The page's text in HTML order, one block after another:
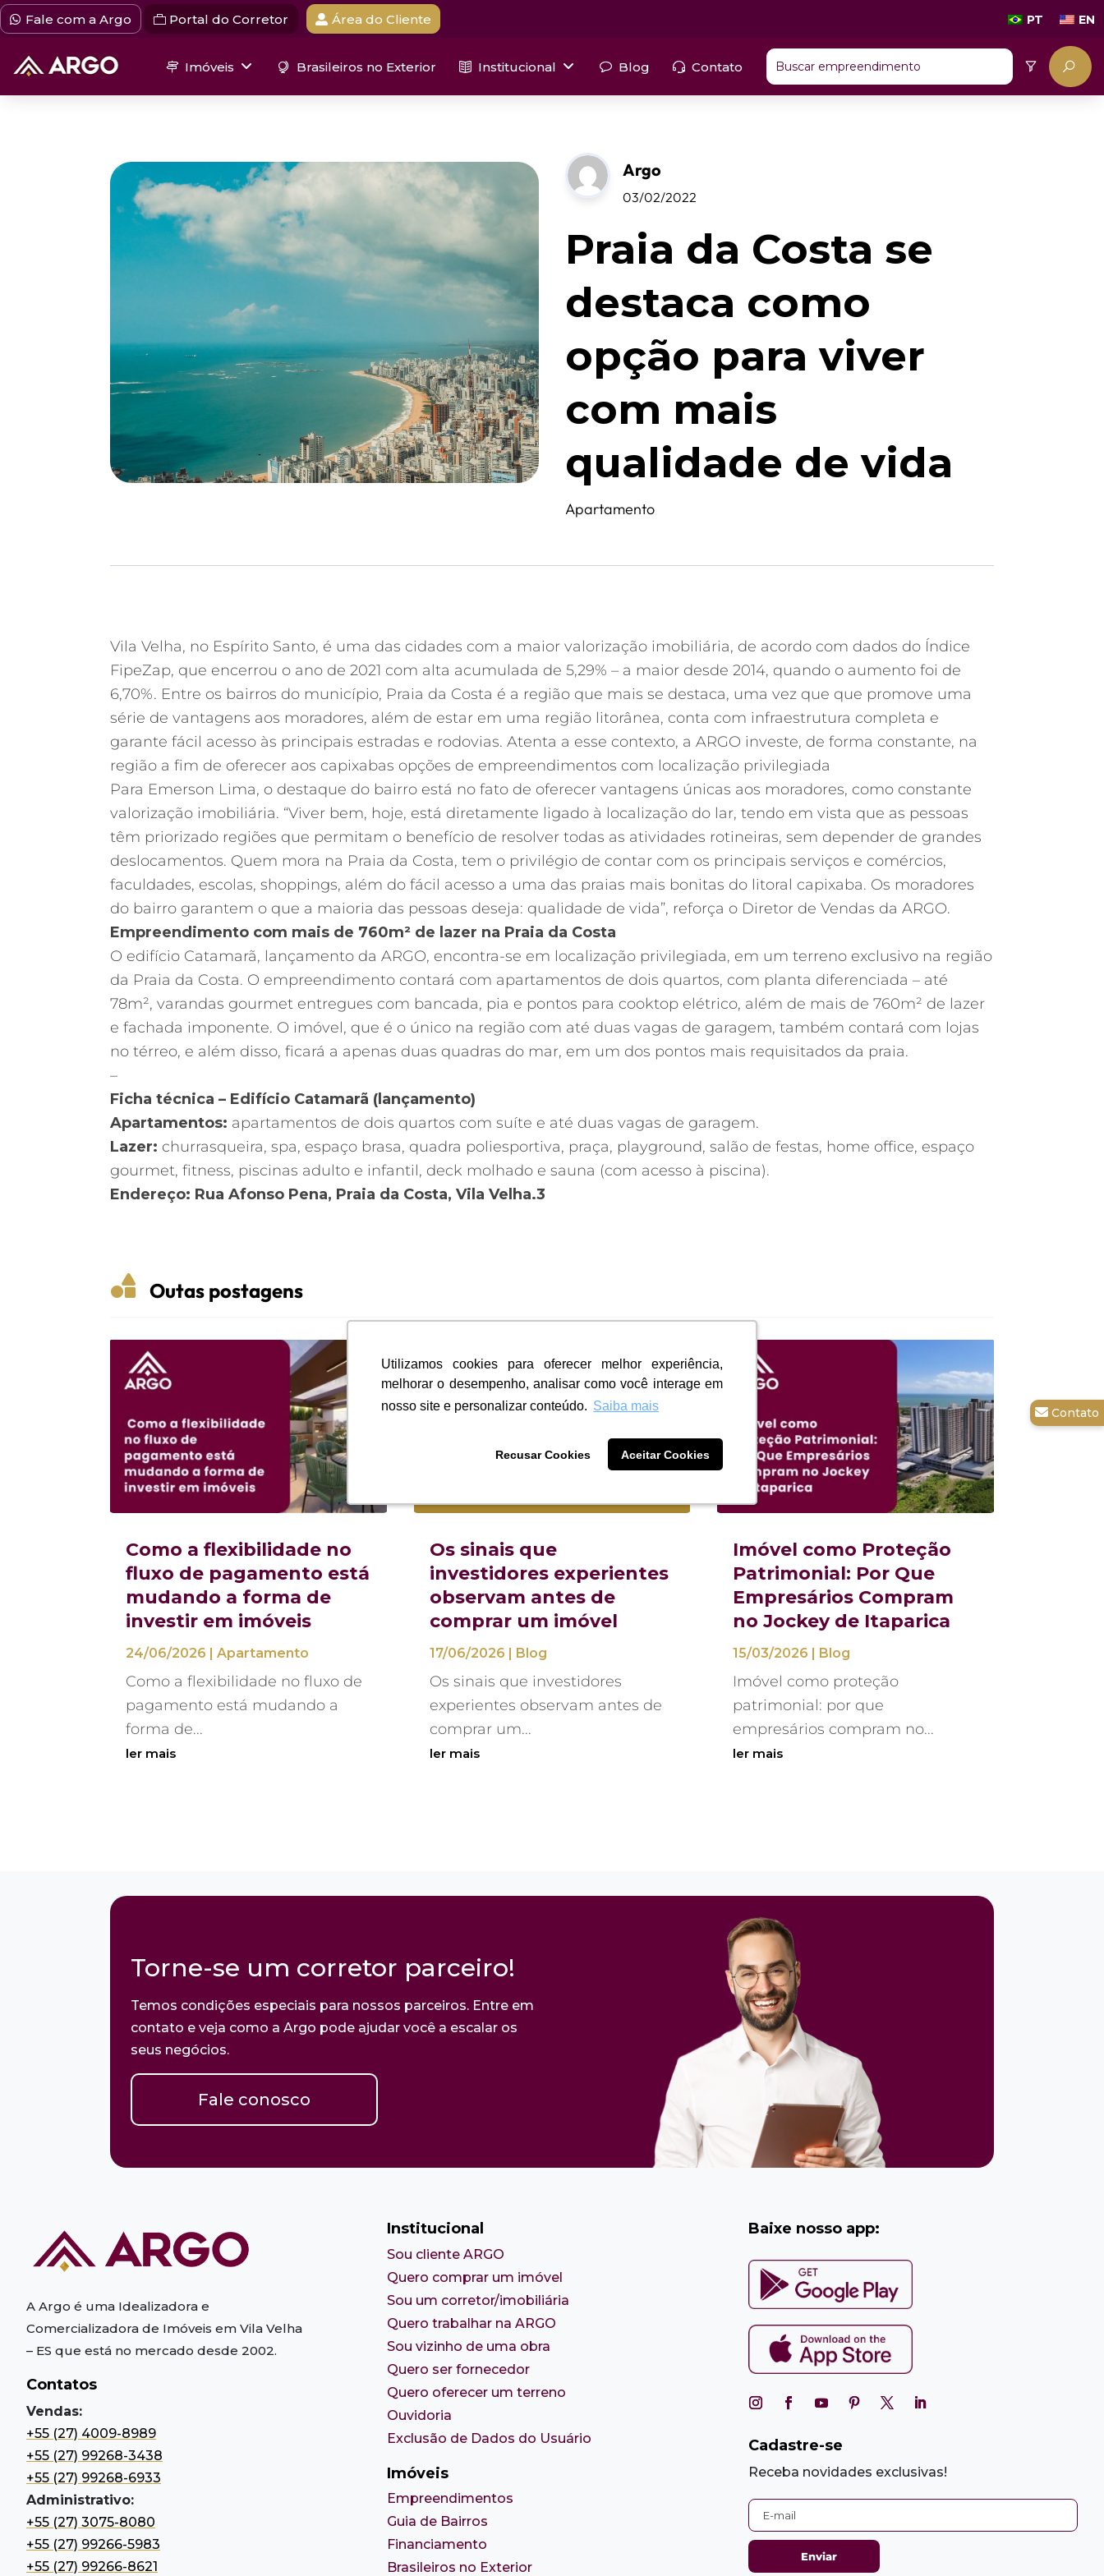
Utilizamos cookies para oferecer melhor experiência,
melhorar o desempenho, analisar como você interage em
nosso site e personalizar conteúdo. Saiba mais
Recusar Cookies Aceitar Cookies
Utilizamos cookies para oferecer melhor experiência,
melhorar o desempenho, analisar como você interage em
nosso site e personalizar conteúdo. Saiba mais
Recusar Cookies Aceitar Cookies
Fale com a Argo Portal do Corretor Área do Cliente PT EN
Imóveis Brasileiros no Exterior Institucional Blog Contato
Argo
03/02/2022
Praia da Costa se
destaca como
opção para viver
com mais
qualidade de vida
Apartamento
Vila Velha, no Espírito Santo, é uma das cidades com a maior valorização imobiliária, de acordo com dados do Índice
FipeZap, que encerrou o ano de 2021 com alta acumulada de 5,29% – a maior desde 2014, quando o aumento foi de
6,70%. Entre os bairros do município, Praia da Costa é a região que mais se destaca, uma vez que que promove uma
série de vantagens aos moradores, além de estar em uma região litorânea, conta com infraestrutura completa e
garante fácil acesso às principais estradas e rodovias. Atenta a esse contexto, a ARGO investe, de forma constante, na
região a fim de oferecer aos capixabas opções de empreendimentos com localização privilegiada
Para Emerson Lima, o destaque do bairro está no fato de oferecer vantagens únicas aos moradores, como constante
valorização imobiliária. “Viver bem, hoje, está diretamente ligado à localização do lar, tendo em vista que as pessoas
têm priorizado regiões que permitam o benefício de resolver todas as atividades rotineiras, sem depender de grandes
deslocamentos. Quem mora na Praia da Costa, tem o privilégio de contar com os principais serviços e comércios,
faculdades, escolas, shoppings, além do fácil acesso a uma das praias mais bonitas do litoral capixaba. Os moradores
do bairro garantem o que a maioria das pessoas deseja: qualidade de vida”, reforça o Diretor de Vendas da ARGO.
Empreendimento com mais de 760m² de lazer na Praia da Costa
O edifício Catamarã, lançamento da ARGO, encontra-se em localização privilegiada, em um terreno exclusivo na região
da Praia da Costa. O empreendimento contará com apartamentos de dois quartos, com planta diferenciada – até
78m², varandas gourmet entregues com bancada, pia e pontos para cooktop elétrico, além de mais de 760m² de lazer
e fachada imponente. O imóvel, que é o único na região com até duas vagas de garagem, também contará com lojas
no térreo, e além disso, ficará a apenas duas quadras do mar, em um dos pontos mais requisitados da praia.
–
Ficha técnica – Edifício Catamarã (lançamento)
Apartamentos: apartamentos de dois quartos com suíte e até duas vagas de garagem.
Lazer: churrasqueira, spa, espaço brasa, quadra poliesportiva, praça, playground, salão de festas, home office, espaço
gourmet, fitness, piscinas adulto e infantil, deck molhado e sauna (com acesso à piscina).
Endereço: Rua Afonso Pena, Praia da Costa, Vila Velha.3
 Outas postagens
Como a flexibilidade no
fluxo de pagamento está
mudando a forma de
investir em imóveis
24/06/2026 |Apartamento
Como a flexibilidade no fluxo de
pagamento está mudando a
forma de...
ler mais
Os sinais que
investidores experientes
observam antes de
comprar um imóvel
17/06/2026 | Blog
Os sinais que investidores
experientes observam antes de
comprar um...
ler mais
Imóvel como Proteção
Patrimonial: Por Que
Empresários Compram
no Jockey de Itaparica
15/03/2026 | Blog
Imóvel como proteção
patrimonial: por que
empresários compram no...
ler mais
Torne-se um corretor parceiro!
Temos condições especiais para nossos parceiros. Entre em
contato e veja como a Argo pode ajudar você a escalar os
seus negócios.
Fale conosco
A Argo é uma Idealizadora e
Comercializadora de Imóveis em Vila Velha
– ES que está no mercado desde 2002.
Contatos
Vendas:
+55 (27) 4009-8989
+55 (27) 99268-3438
+55 (27) 99268-6933
Administrativo:
+55 (27) 3075-8080
+55 (27) 99266-5983
+55 (27) 99266-8621
Institucional
Sou cliente ARGO
Quero comprar um imóvel
Sou um corretor/imobiliária
Quero trabalhar na ARGO
Sou vizinho de uma obra
Quero ser fornecedor
Quero oferecer um terreno
Ouvidoria
Exclusão de Dados do Usuário
Imóveis
Empreendimentos
Guia de Bairros
Financiamento
Brasileiros no Exterior
Baixe nosso app:
Cadastre-se
Receba novidades exclusivas!